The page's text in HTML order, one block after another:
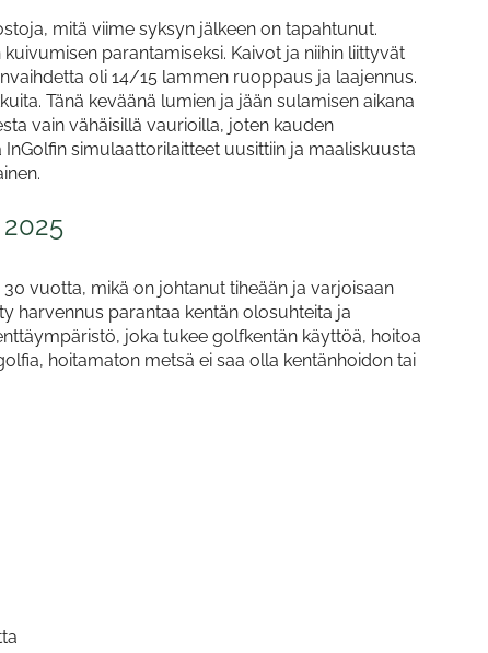
mitä viime syksyn jälkeen on tapahtunut.
parantamiseksi. Kaivot ja niihin liittyvät
oli 14/15 lammen ruoppaus ja laajennus.
Tänä keväänä lumien ja jään sulamisen aikana
vain vähäisillä vaurioilla, joten kauden
simulaattorilaitteet uusittiin ja maaliskuusta
vuotta, mikä on johtanut tiheään ja varjoisaan
harvennus parantaa kentän olosuhteita ja
joka tukee golfkentän käyttöä, hoitoa
hoitamaton metsä ei saa olla kentänhoidon tai